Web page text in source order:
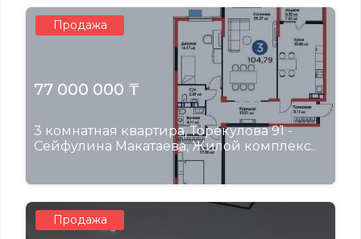
Продажа
77 000 000 ₸
3 комнатная квартира, Торекулова 91 -
Сейфулина Макатаева, Жилой комплекс..
Продажа